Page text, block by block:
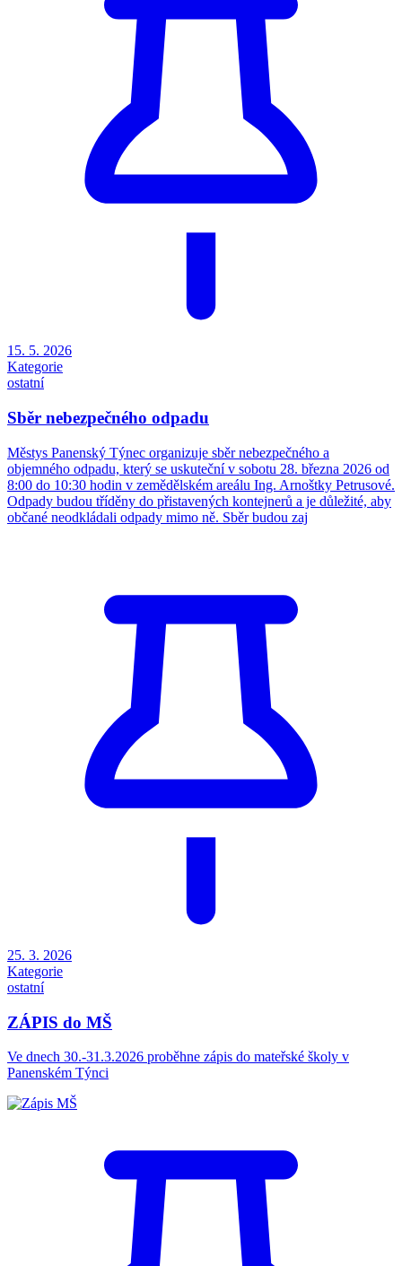
15. 5. 2026
Kategorie
ostatní
Sběr nebezpečného odpadu
Městys Panenský Týnec organizuje sběr nebezpečného a
objemného odpadu, který se uskuteční v sobotu 28. března 2026 od
8:00 do 10:30 hodin v zemědělském areálu Ing. Arnoštky Petrusové.
Odpady budou tříděny do přistavených kontejnerů a je důležité, aby
občané neodkládali odpady mimo ně. Sběr budou zaj
25. 3. 2026
Kategorie
ostatní
ZÁPIS do MŠ
Ve dnech 30.-31.3.2026 proběhne zápis do mateřské školy v
Panenském Týnci